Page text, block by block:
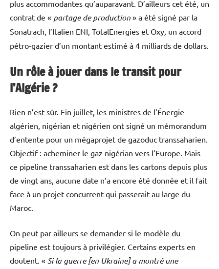
plus accommodantes qu’auparavant. D’ailleurs cet été, un
contrat de « partage de production » a été signé par la
Sonatrach, l’Italien ENI, TotalEnergies et Oxy, un accord
pétro-gazier d’un montant estimé à 4 milliards de dollars.
Un rôle à jouer dans le transit pour
l’Algérie?
Rien n’est sûr. Fin juillet, les ministres de l’Énergie
algérien, nigérian et nigérien ont signé un mémorandum
d’entente pour un mégaprojet de gazoduc transsaharien.
Objectif : acheminer le gaz nigérian vers l’Europe. Mais
ce pipeline transsaharien est dans les cartons depuis plus
de vingt ans, aucune date n’a encore été donnée et il fait
face à un projet concurrent qui passerait au large du
Maroc.
On peut par ailleurs se demander si le modèle du
pipeline est toujours à privilégier. Certains experts en
doutent. « Si la guerre [en Ukraine] a montré une